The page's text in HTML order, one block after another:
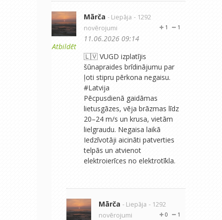
Atbildēt
Mārča - Liepāja - 1292
novērojumi
1
1
11.06.2026 09:14
🇱🇻 VUGD izplatījis
šūnapraides brīdinājumu par
ļoti stipru pērkona negaisu.
#Latvija
Pēcpusdienā gaidāmas
lietusgāzes, vēja brāzmas līdz
20–24 m/s un krusa, vietām
lielgraudu. Negaisa laikā
Iedzīvotāji aicināti patverties
telpās un atvienot
elektroierīces no elektrotīkla.
Mārča - Liepāja - 1292
novērojumi
1
0